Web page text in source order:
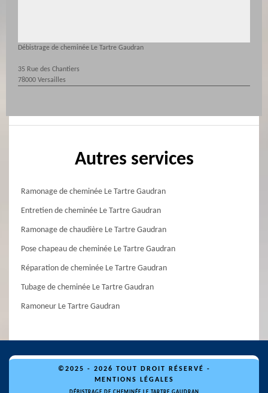
Débistrage de cheminée Le Tartre Gaudran
35 Rue des Chantiers
78000 Versailles
Autres services
Ramonage de cheminée Le Tartre Gaudran
Entretien de cheminée Le Tartre Gaudran
Ramonage de chaudière Le Tartre Gaudran
Pose chapeau de cheminée Le Tartre Gaudran
Réparation de cheminée Le Tartre Gaudran
Tubage de cheminée Le Tartre Gaudran
Ramoneur Le Tartre Gaudran
©2025 - 2026 TOUT DROIT RÉSERVÉ -
MENTIONS LÉGALES